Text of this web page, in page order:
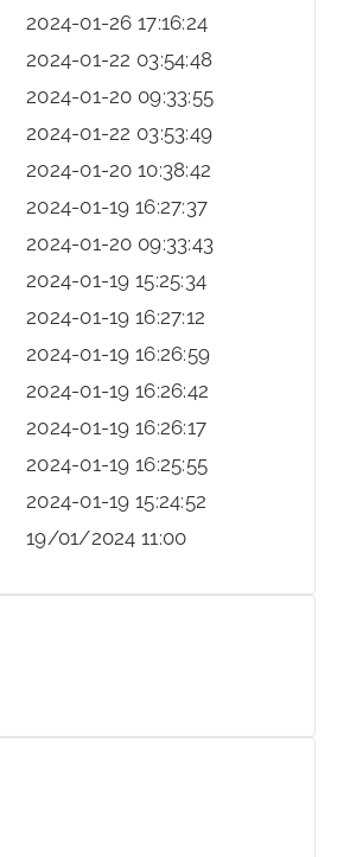
2024-01-26 17:16:24
2024-01-22 03:54:48
2024-01-20 09:33:55
2024-01-22 03:53:49
2024-01-20 10:38:42
2024-01-19 16:27:37
2024-01-20 09:33:43
2024-01-19 15:25:34
2024-01-19 16:27:12
2024-01-19 16:26:59
2024-01-19 16:26:42
2024-01-19 16:26:17
2024-01-19 16:25:55
2024-01-19 15:24:52
19/01/2024 11:00